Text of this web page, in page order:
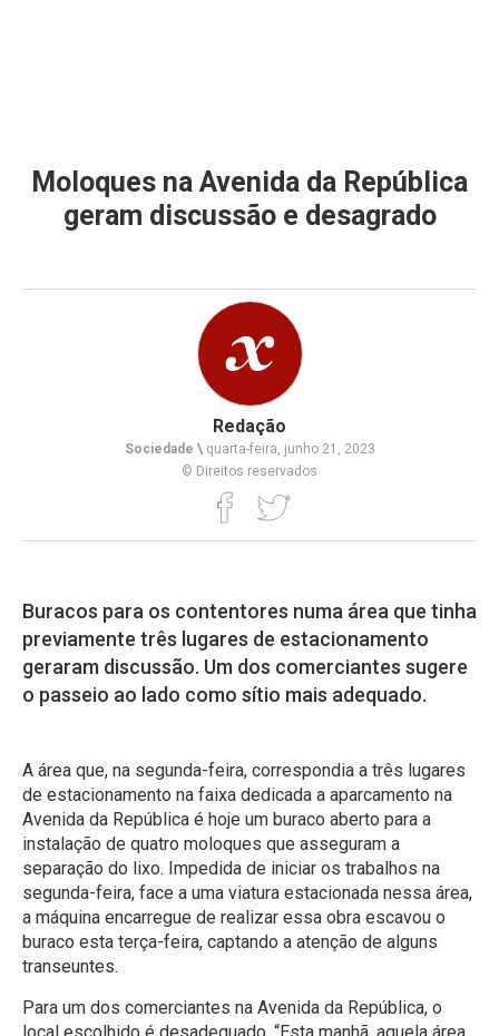
Moloques na Avenida da República
geram discussão e desagrado
Redação
Sociedade \quarta-feira, junho 21, 2023
© Direitos reservados
Buracos para os contentores numa área que tinha
previamente três lugares de estacionamento
geraram discussão. Um dos comerciantes sugere
o passeio ao lado como sítio mais adequado.
A área que, na segunda-feira, correspondia a três lugares
de estacionamento na faixa dedicada a aparcamento na
Avenida da República é hoje um buraco aberto para a
instalação de quatro moloques que asseguram a
separação do lixo. Impedida de iniciar os trabalhos na
segunda-feira, face a uma viatura estacionada nessa área,
a máquina encarregue de realizar essa obra escavou o
buraco esta terça-feira, captando a atenção de alguns
transeuntes.
Para um dos comerciantes na Avenida da República, o